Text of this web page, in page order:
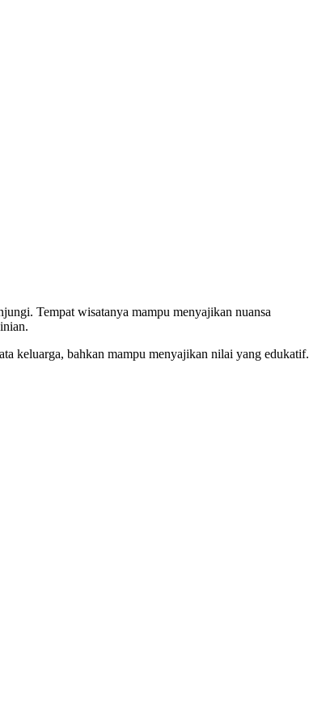
Tempat wisatanya mampu menyajikan nuansa
keluarga, bahkan mampu menyajikan nilai yang edukatif.